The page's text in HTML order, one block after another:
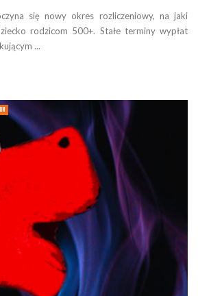
się nowy okres rozliczeniowy, na jaki
rodzicom 500+. Stałe terminy wypłat
...